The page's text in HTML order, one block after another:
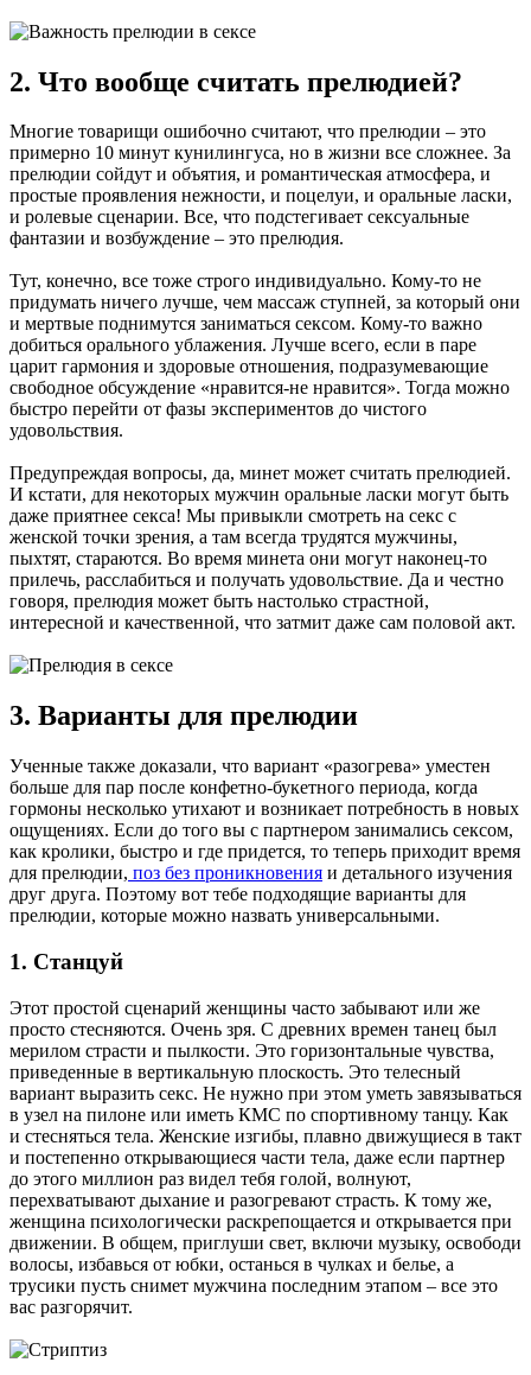
2. Что вообще считать прелюдией?
Многие товарищи ошибочно считают, что прелюдии – это
примерно 10 минут кунилингуса, но в жизни все сложнее. За
прелюдии сойдут и объятия, и романтическая атмосфера, и
простые проявления нежности, и поцелуи, и оральные ласки,
и ролевые сценарии. Все, что подстегивает сексуальные
фантазии и возбуждение – это прелюдия.
Тут, конечно, все тоже строго индивидуально. Кому-то не
придумать ничего лучше, чем массаж ступней, за который они
и мертвые поднимутся заниматься сексом. Кому-то важно
добиться орального ублажения. Лучше всего, если в паре
царит гармония и здоровые отношения, подразумевающие
свободное обсуждение «нравится-не нравится». Тогда можно
быстро перейти от фазы экспериментов до чистого
удовольствия.
Предупреждая вопросы, да, минет может считать прелюдией.
И кстати, для некоторых мужчин оральные ласки могут быть
даже приятнее секса! Мы привыкли смотреть на секс с
женской точки зрения, а там всегда трудятся мужчины,
пыхтят, стараются. Во время минета они могут наконец-то
прилечь, расслабиться и получать удовольствие. Да и честно
говоря, прелюдия может быть настолько страстной,
интересной и качественной, что затмит даже сам половой акт.
3. Варианты для прелюдии
Ученные также доказали, что вариант «разогрева» уместен
больше для пар после конфетно-букетного периода, когда
гормоны несколько утихают и возникает потребность в новых
ощущениях. Если до того вы с партнером занимались сексом,
как кролики, быстро и где придется, то теперь приходит время
для прелюдии, поз без проникновения и детального изучения
друг друга. Поэтому вот тебе подходящие варианты для
прелюдии, которые можно назвать универсальными.
1. Станцуй
Этот простой сценарий женщины часто забывают или же
просто стесняются. Очень зря. С древних времен танец был
мерилом страсти и пылкости. Это горизонтальные чувства,
приведенные в вертикальную плоскость. Это телесный
вариант выразить секс. Не нужно при этом уметь завязываться
в узел на пилоне или иметь КМС по спортивному танцу. Как
и стесняться тела. Женские изгибы, плавно движущиеся в такт
и постепенно открывающиеся части тела, даже если партнер
до этого миллион раз видел тебя голой, волнуют,
перехватывают дыхание и разогревают страсть. К тому же,
женщина психологически раскрепощается и открывается при
движении. В общем, приглуши свет, включи музыку, освободи
волосы, избавься от юбки, останься в чулках и белье, а
трусики пусть снимет мужчина последним этапом – все это
вас разгорячит.